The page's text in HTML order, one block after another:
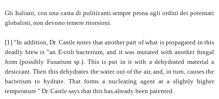
Gli Italiani, con una casta di politicanti sempre prona agli ordini dei potentati
globalisti, non devono temere ritorsioni.
[1] “In addition, Dr. Castle notes that another part of what is propagated in this
deadly brew is "an E-coli bacterium, and it was mutated with another fungal
form (possibly Fusarium sp.). This is put in it with a dehydrated material a
desiccant. Then this dehydrates the water out of the air, and, in turn, causes the
bacterium to hydrate. That forms a nucleating agent at a slightly higher
temperature." Dr. Castle says that this has already been patented.